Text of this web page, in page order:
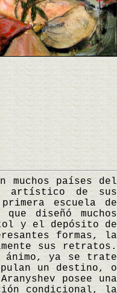
países del
artístico de sus
escuela de
diseñó muchos
y el depósito de
formas, la
sus retratos.
ánimo, ya se trate
un destino, o
posee una
condicional, la